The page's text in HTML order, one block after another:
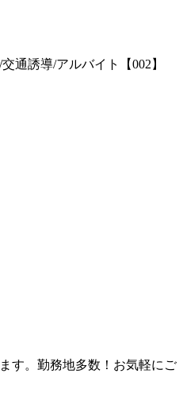
通誘導/アルバイト【002】
す。勤務地多数！お気軽にご